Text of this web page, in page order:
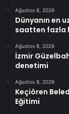
Ağustos 8, 2026
Dünyanın en
saatten fazla
Ağustos 8, 2026
İzmir
denetimi
Ağustos 8, 2026
Keçiören
Eğitimi